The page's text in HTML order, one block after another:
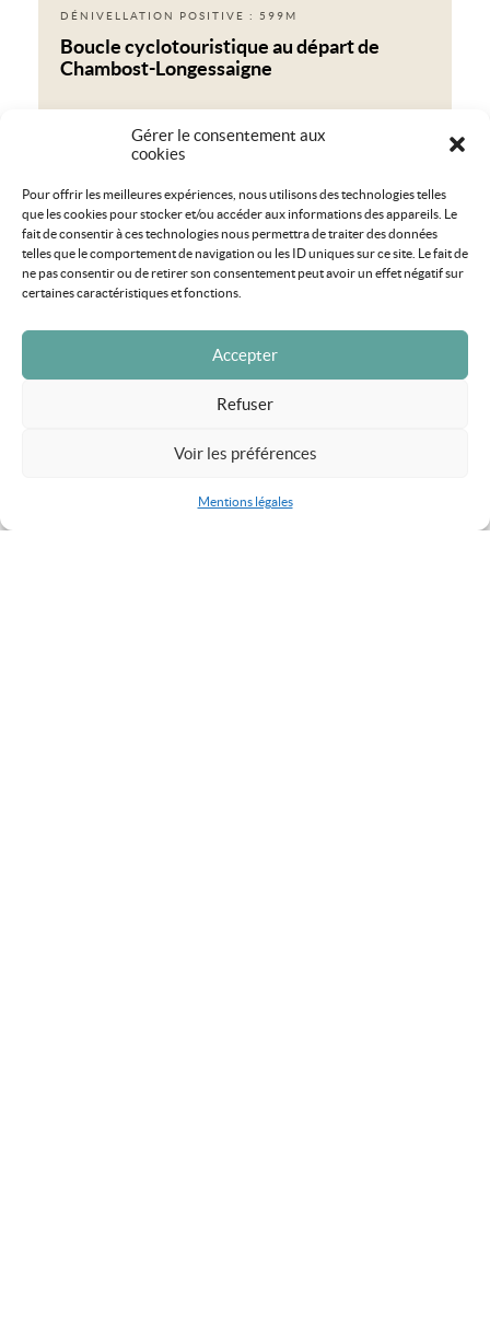
Gérer le consentement aux
cookies
Pour offrir les meilleures expériences, nous utilisons des technologies telles
que les cookies pour stocker et/ou accéder aux informations des appareils. Le
fait de consentir à ces technologies nous permettra de traiter des données
telles que le comportement de navigation ou les ID uniques sur ce site. Le fait de
ne pas consentir ou de retirer son consentement peut avoir un effet négatif sur
certaines caractéristiques et fonctions.
Accepter
Refuser
Voir les préférences
Mentions légales
DÉNIVELLATION POSITIVE : 599M
Boucle cyclotouristique au départ de
Chambost-Longessaigne